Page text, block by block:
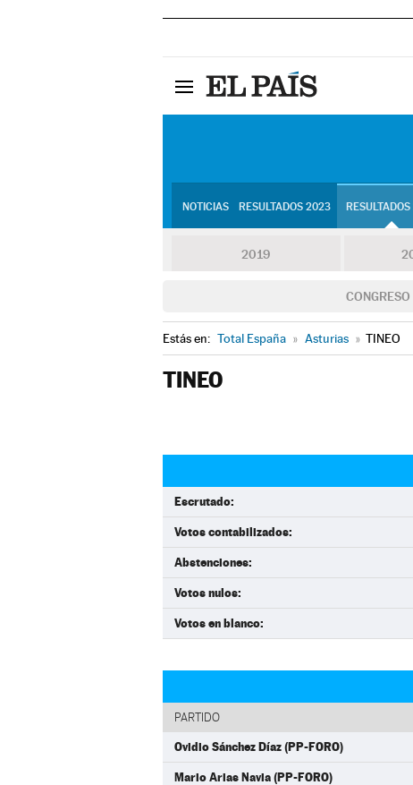
NOTICIAS RESULTADOS 2023
2019
CONGRESO
Estás en: Total España » Asturias » TINEO
TINEO
Escrutado:
Votos contabilizados:
Abstenciones:
Votos nulos:
Votos en blanco:
PARTIDO
Ovidio Sánchez Díaz (PP-FORO)
Mario Arias Navia (PP-FORO)